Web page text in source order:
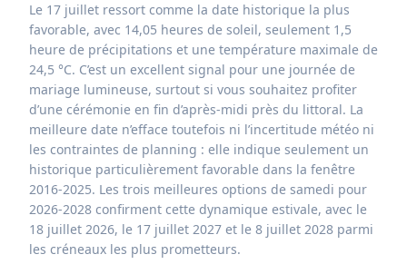
Le 17 juillet ressort comme la date historique la plus
favorable, avec 14,05 heures de soleil, seulement 1,5
heure de précipitations et une température maximale de
24,5 °C. C’est un excellent signal pour une journée de
mariage lumineuse, surtout si vous souhaitez profiter
d’une cérémonie en fin d’après-midi près du littoral. La
meilleure date n’efface toutefois ni l’incertitude météo ni
les contraintes de planning : elle indique seulement un
historique particulièrement favorable dans la fenêtre
2016-2025. Les trois meilleures options de samedi pour
2026-2028 confirment cette dynamique estivale, avec le
18 juillet 2026, le 17 juillet 2027 et le 8 juillet 2028 parmi
les créneaux les plus prometteurs.